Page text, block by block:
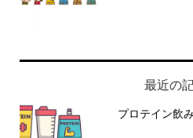
最近の
プロテイン飲